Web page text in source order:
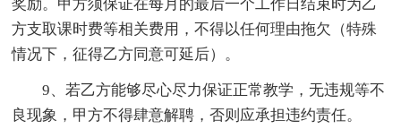
奖励。甲方须保证在每月的最后一个工作日结束时为乙
方支取课时费等相关费用，不得以任何理由拖欠（特殊
情况下，征得乙方同意可延后）。
9、若乙方能够尽心尽力保证正常教学，无违规等不
良现象，甲方不得肆意解聘，否则应承担违约责任。